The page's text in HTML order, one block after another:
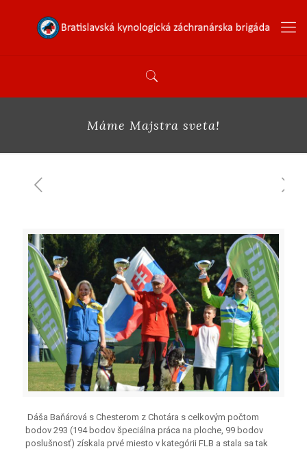
Máme Majstra sveta!
Dáša Baňárová s Chesterom z Chotára s celkovým počtom
bodov 293 (194 bodov špeciálna práca na ploche, 99 bodov
poslušnosť) získala prvé miesto v kategórii FLB a stala sa tak